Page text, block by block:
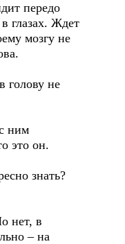
передо
глазах. Ждет
мозгу не
голову не
ним
это он.
знать?
нет, в
– на